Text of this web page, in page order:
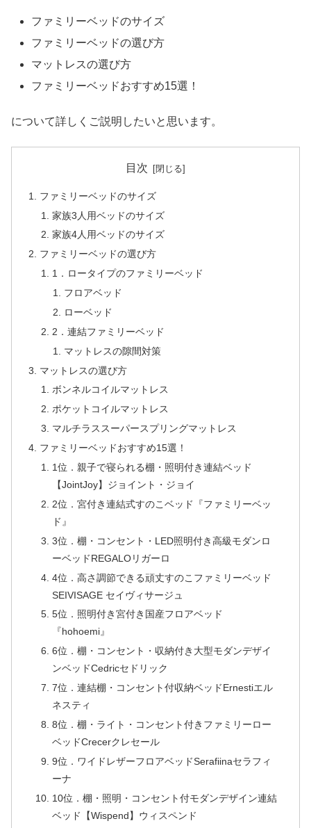
ファミリーベッドのサイズ
ファミリーベッドの選び方
マットレスの選び方
ファミリーベッドおすすめ15選！
について詳しくご説明したいと思います。
目次
ファミリーベッドのサイズ
家族3人用ベッドのサイズ
家族4人用ベッドのサイズ
ファミリーベッドの選び方
1．ロータイプのファミリーベッド
フロアベッド
ローベッド
2．連結ファミリーベッド
マットレスの隙間対策
マットレスの選び方
ボンネルコイルマットレス
ポケットコイルマットレス
マルチラススーパースプリングマットレス
ファミリーベッドおすすめ15選！
1位．親子で寝られる棚・照明付き連結ベッド
【JointJoy】ジョイント・ジョイ
2位．宮付き連結式すのこベッド『ファミリーベッ
ド』
3位．棚・コンセント・LED照明付き高級モダンロ
ーベッドREGALOリガーロ
4位．高さ調節できる頑丈すのこファミリーベッド
SEIVISAGE セイヴィサージュ
5位．照明付き宮付き国産フロアベッド
『hohoemi』
6位．棚・コンセント・収納付き大型モダンデザイ
ンベッドCedricセドリック
7位．連結棚・コンセント付収納ベッドErnestiエル
ネスティ
8位．棚・ライト・コンセント付きファミリーロー
ベッドCrecerクレセール
9位．ワイドレザーフロアベッドSerafiinaセラフィ
ーナ
10位．棚・照明・コンセント付モダンデザイン連結
ベッド【Wispend】ウィスペンド